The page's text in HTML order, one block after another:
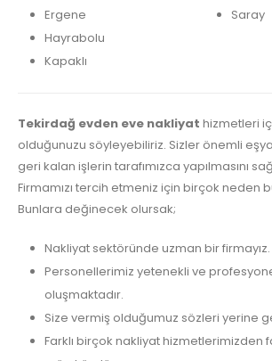
Ergene
Hayrabolu
Kapaklı
Saray
Tekirdağ evden eve nakliyat hizmetleri
olduğunuzu söyleyebiliriz. Sizler önemli
geri kalan işlerin tarafımızca yapılmasını
Firmamızı tercih etmeniz için birçok neden
Bunlara değinecek olursak;
Nakliyat sektöründe uzman bir firmayız.
Personellerimiz yetenekli ve
oluşmaktadır.
Size vermiş olduğumuz sözleri yerine
Farklı birçok nakliyat hizmetlerimizden